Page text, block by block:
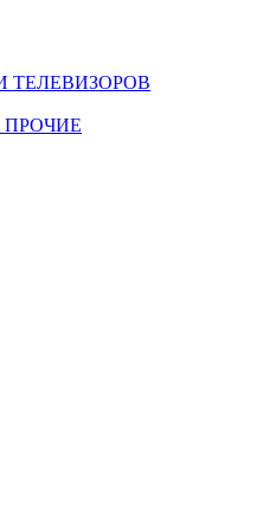
ТЕЛЕВИЗОРОВ